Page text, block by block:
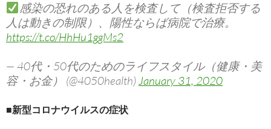
感染の恐れのある人を検査して（検査拒否する
人は動きの制限）、陽性ならば病院で治療。
https://t.co/HhHu1ggMs2
— 40代・50代のためのライフスタイル（健康・美
容・お金） (@4050health) January 31, 2020
■新型コロナウイルスの症状